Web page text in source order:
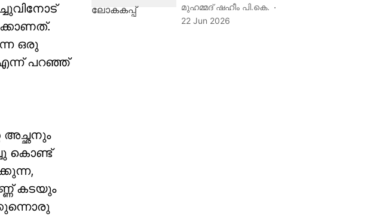
ഒരു
പറഞ്ഞ്
അച്ഛനും
കൊണ്ട്
കടയും
മുഹമ്മദ് ഷഹീം പി.കെ.
22 Jun 2026